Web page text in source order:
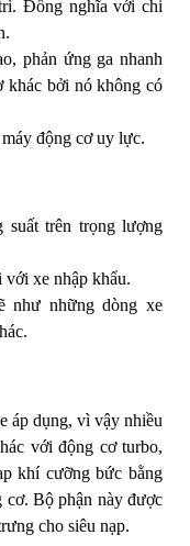
Đồng nghĩa với chi
phản ứng ga nhanh
khác bởi nó không có
động cơ uy lực.
suất trên trọng lượng
xe nhập khẩu.​
như những dòng xe
áp dụng, vì vậy nhiều
với động cơ turbo,
khí cưỡng bức bằng
cơ. Bộ phận này được
cho siêu nạp.​